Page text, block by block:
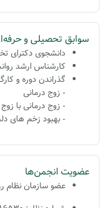
سوابق تحصیلی و
دانشجوی دکترای
کارشناس ارشد
گذراندن دوره و
- زوج درمانی
- زوج درمانی با
- بهبود زخم های
عضویت انجمن‌ها
عضو سازمان نظام